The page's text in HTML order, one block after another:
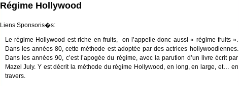
Régime Hollywood
Liens Sponsoris�s:
Le régime Hollywood est riche en fruits, on l’appelle donc aussi « régime fruits ».
Dans les années 80, cette méthode est adoptée par des actrices hollywoodiennes.
Dans les années 90, c’est l’apogée du régime, avec la parution d’un livre écrit par
Mazel July. Y est décrit la méthode du régime Hollywood, en long, en large, et… en
travers.